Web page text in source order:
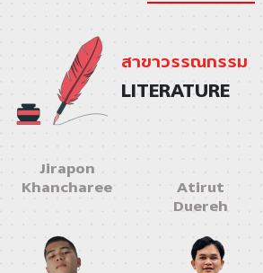
สาขาวรรณกรรม
LITERATURE
Jirapon
Khancharee Atirut
Duereh